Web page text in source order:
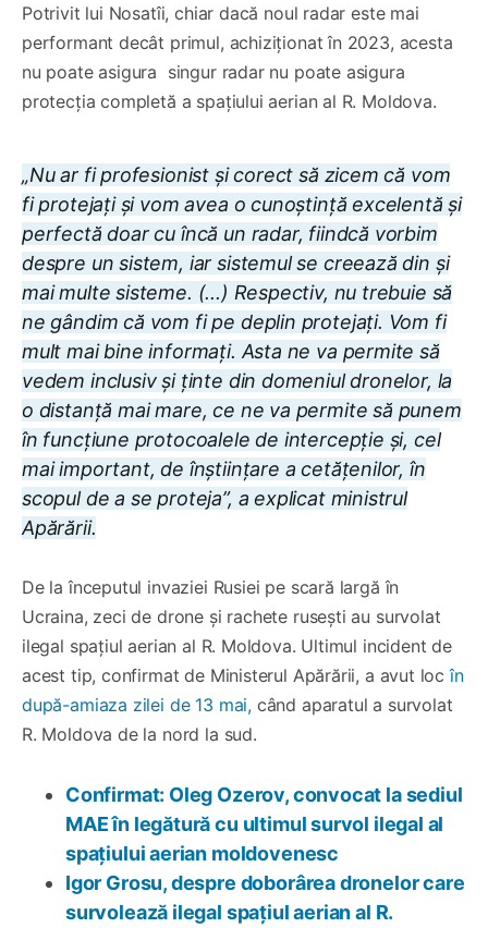
Potrivit lui Nosatîi, chiar dacă noul radar este mai
performant decât primul, achiziționat în 2023, acesta
nu poate asigura singur radar nu poate asigura
protecția completă a spațiului aerian al R. Moldova.
„Nu ar fi profesionist și corect să zicem că vom
fi protejați și vom avea o cunoștință excelentă și
perfectă doar cu încă un radar, fiindcă vorbim
despre un sistem, iar sistemul se creează din și
mai multe sisteme. (...) Respectiv, nu trebuie să
ne gândim că vom fi pe deplin protejați. Vom fi
mult mai bine informați. Asta ne va permite să
vedem inclusiv și ținte din domeniul dronelor, la
o distanță mai mare, ce ne va permite să punem
în funcțiune protocoalele de intercepție și, cel
mai important, de înștiințare a cetățenilor, în
scopul de a se proteja”, a explicat ministrul
Apărării.
De la începutul invaziei Rusiei pe scară largă în
Ucraina, zeci de drone și rachete rusești au survolat
ilegal spațiul aerian al R. Moldova. Ultimul incident de
acest tip, confirmat de Ministerul Apărării, a avut loc în
după-amiaza zilei de 13 mai,când aparatul a survolat
R. Moldova de la nord la sud.
Confirmat: Oleg Ozerov, convocat la sediul
MAE în legătură cu ultimul survol ilegal al
spațiului aerian moldovenesc
Igor Grosu, despre doborârea dronelor care
survolează ilegal spațiul aerian al R.